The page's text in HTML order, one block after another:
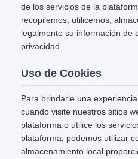
de los servicios de la
recopilemos, utilicemos,
legalmente su información de
privacidad.
Uso de Cookies
Para brindarle una
cuando visite nuestros sitios
plataforma o utilice los
plataforma, podemos utilizar
almacenamiento local